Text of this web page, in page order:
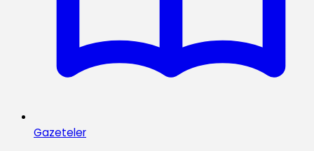
Gazeteler